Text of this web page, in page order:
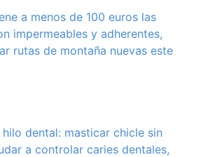
a menos de 100 euros las
impermeables y adherentes,
rutas de montaña nuevas este
dental: masticar chicle sin
a controlar caries dentales,